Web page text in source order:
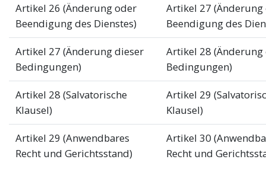
Artikel 26 (Änderung oder
Beendigung des Dienstes)
Artikel 27 (Änderung
Beendigung des
Artikel 27 (Änderung dieser
Bedingungen)
Artikel 28 (Änderung
Bedingungen)
Artikel 28 (Salvatorische
Klausel)
Artikel 29
Klausel)
Artikel 29 (Anwendbares
Recht und Gerichtsstand)
Artikel 30
Recht und